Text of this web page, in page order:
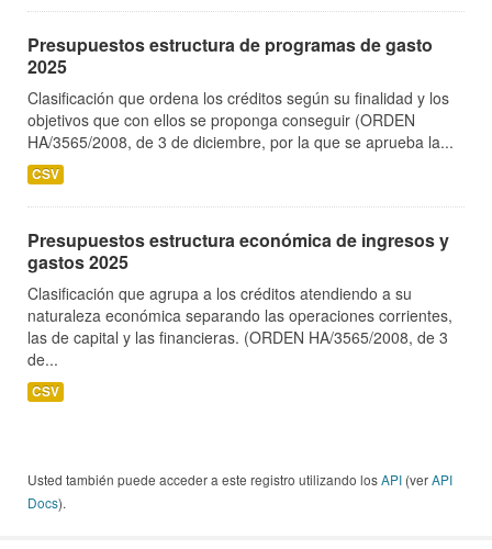
Presupuestos estructura de programas de gasto
2025
Clasificación que ordena los créditos según su finalidad y los
objetivos que con ellos se proponga conseguir (ORDEN
HA/3565/2008, de 3 de diciembre, por la que se aprueba la...
CSV
Presupuestos estructura económica de ingresos y
gastos 2025
Clasificación que agrupa a los créditos atendiendo a su
naturaleza económica separando las operaciones corrientes,
las de capital y las financieras. (ORDEN HA/3565/2008, de 3
de...
CSV
Usted también puede acceder a este registro utilizando losAPI (verAPI
Docs).